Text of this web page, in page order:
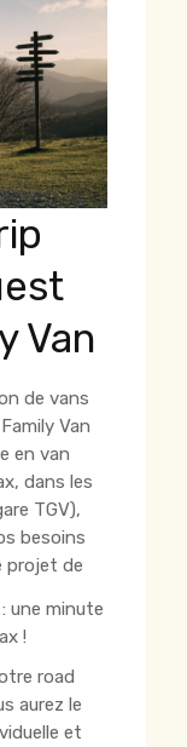
Van
de vans
Van
en van
dans les
TGV),
besoins
projet de
: une minute
!
road
aurez le
et